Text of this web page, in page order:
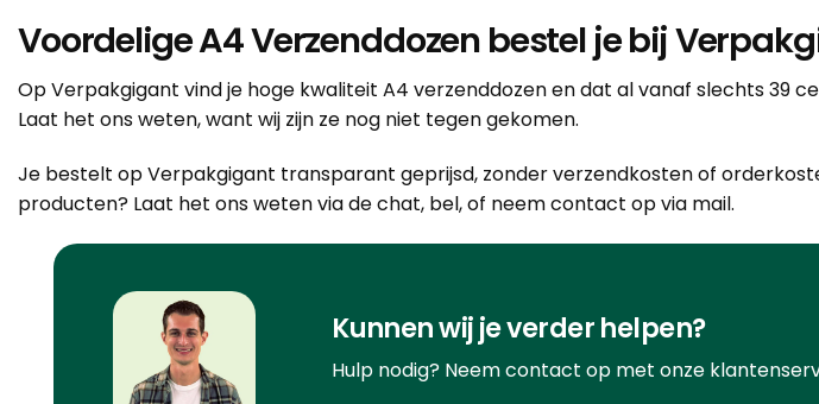
Voordelige A4 Verzenddozen bestel je bij
Op Verpakgigant vind je hoge kwaliteit A4 verzenddozen en dat al vanaf slechts 39
Laat het ons weten, want wij zijn ze nog niet tegen gekomen.
Je bestelt op Verpakgigant transparant geprijsd, zonder verzendkosten of
producten? Laat het ons weten via de chat, bel, of neemcontact op via mail.
Kunnen wij je verder helpen?
Hulp nodig? Neem contact op met onze